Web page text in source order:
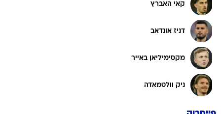
קאי האברץ
דניז אונדאב
מקסימיליאן באייר
ניק וולטמאדה